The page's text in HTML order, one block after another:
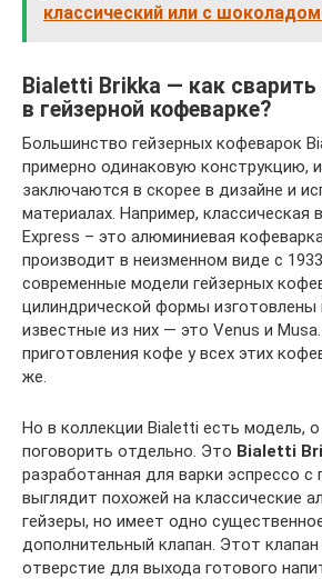
классический или с
Bialetti Brikka — как сварить
в гейзерной кофеварке?
Большинство гейзерных кофеварок
примерно одинаковую конструкцию,
заключаются в скорее в дизайне и
материалах. Например, классическая
Express – это алюминиевая
производит в неизменном виде с
современные модели гейзерных
цилиндрической формы изготовлены
известные из них — это Venus и
приготовления кофе у всех этих
же.
Но в коллекции Bialetti есть модель,
поговорить отдельно. Это Bialetti
разработанная для варки эспрессо с
выглядит похожей на классические
гейзеры, но имеет одно
дополнительный клапан. Этот
отверстие для выхода готового